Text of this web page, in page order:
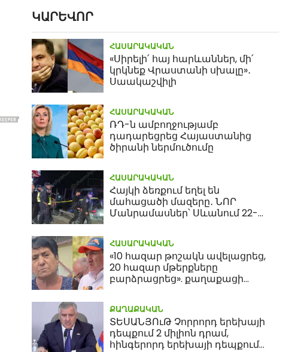
ԿԱՐԵՎՈՐ
ՀԱՍԱՐԱԿԱԿԱՆ
«Սիրելի՛ հայ հարևաններ, մի՛
կրկնեք Վրաստանի սխալը»․
Սաակաշվիլի
ՀԱՍԱՐԱԿԱԿԱՆ
ՌԴ-ն ամբողջությամբ
դադարեցրեց Հայաստանից
ծիրանի ներմուծումը
ՀԱՍԱՐԱԿԱԿԱՆ
Հայկի ձեռքում եղել են
մահացածի մազերը․ ՆՈՐ
Մանրամասներ՝ Սևանում 22-
ՀԱՍԱՐԱԿԱԿԱՆ
«10 հազար թոշակն ավելացրեց,
20 հազար մթերքները
բարձրացրեց». քաղաքացի
ՔԱՂԱՔԱԿԱՆ
ՏԵՍԱՆՅՈւԹ Չորրորդ երեխայի
դեպքում 2 միլիոն դրամ,
հինգերորդ երեխայի դեպքում